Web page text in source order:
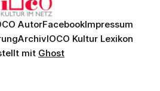
AutorFacebookImpressum
ArchivIOCO Kultur Lexikon
mit Ghost